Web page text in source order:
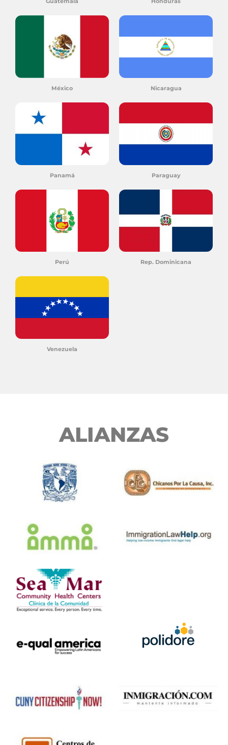
México Nicaragua
Panamá Paraguay
Perú Rep. Dominicana
Venezuela
ALIANZAS